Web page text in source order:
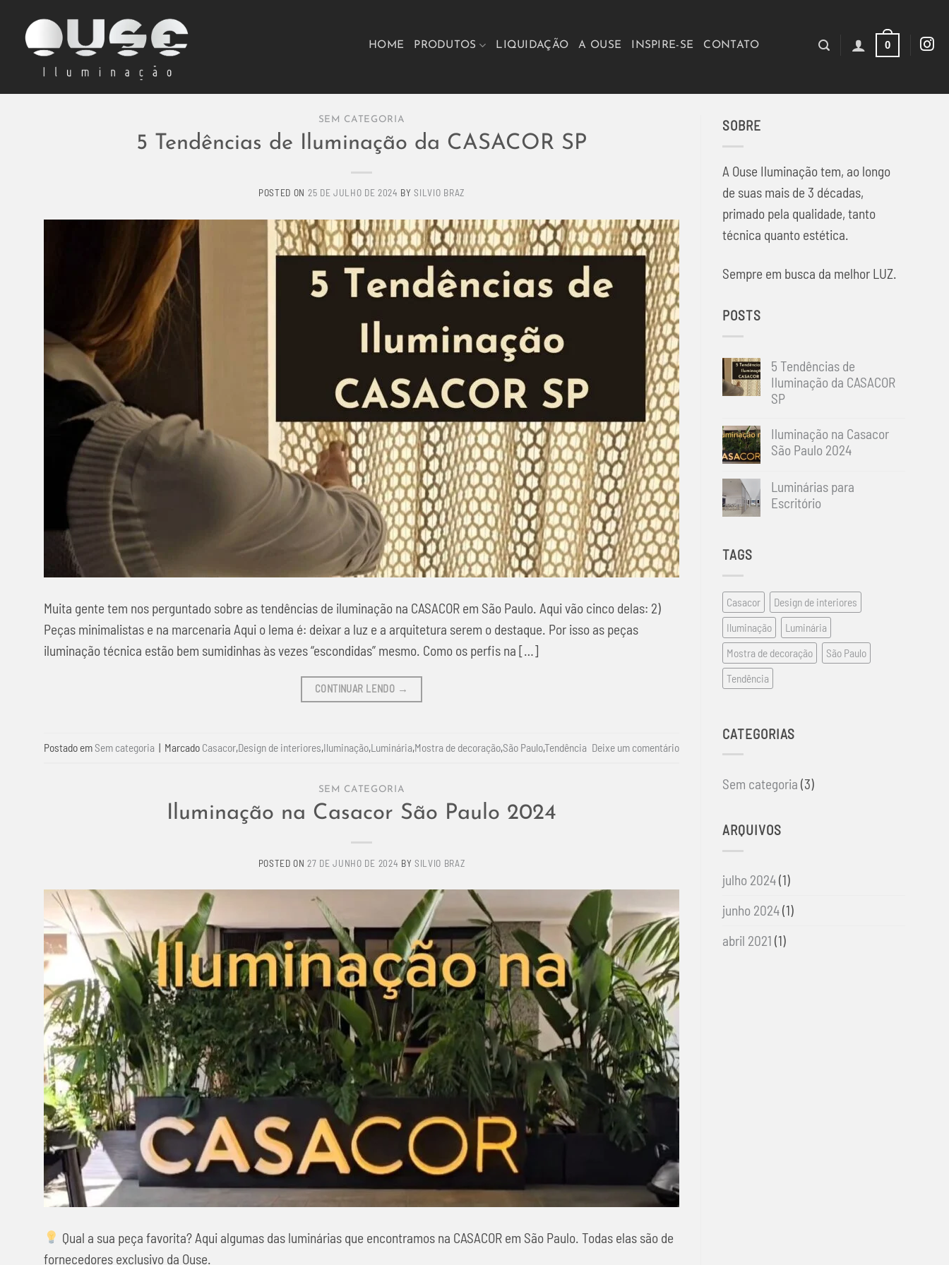
content
HOME PRODUTOS LIQUIDAÇÃO A OUSE INSPIRE-SE CONTATO 0
SEM CATEGORIA
5 Tendências de Iluminação da CASACOR SP
POSTED ON 25 DE JULHO DE 2024 BYSILVIO BRAZ
Muita gente tem nos perguntado sobre as tendências de iluminação na CASACOR em São Paulo. Aqui vão cinco delas: 2)
Peças minimalistas e na marcenaria Aqui o lema é: deixar a luz e a arquitetura serem o destaque. Por isso as peças
iluminação técnica estão bem sumidinhas às vezes “escondidas” mesmo. Como os perfis na […]
CONTINUAR LENDO →
Postado emSem categoria | Marcado Casacor,Design de interiores,Iluminação,Luminária,Mostra de decoração,São Paulo,Tendência Deixe um comentário
SEM CATEGORIA
Iluminação na Casacor São Paulo 2024
POSTED ON27 DE JUNHO DE 2024 BY SILVIO BRAZ
Qual a sua peça favorita? Aqui algumas das luminárias que encontramos na CASACOR em São Paulo. Todas elas são de
fornecedores exclusivo da Ouse.
SOBRE
A Ouse Iluminação tem, ao longo
de suas mais de 3 décadas,
primado pela qualidade, tanto
técnica quanto estética.
Sempre em busca da melhor LUZ.
POSTS
5 Tendências de
Iluminação da CASACOR
SP
comentário
em
5
Iluminação
da
CASACOR
Iluminação na Casacor
São Paulo 2024
em
Iluminação
na
Luminárias para
Escritório
TAGS
Casacor
Design de interiores
Iluminação
Luminária
Mostra de decoração
São Paulo
Tendência
CATEGORIAS
Sem categoria (3)
ARQUIVOS
julho 2024(1)
junho 2024(1)
abril 2021 (1)